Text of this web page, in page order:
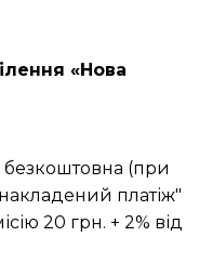
«Нова
безкоштовна (при
платіж"
20 грн. + 2% від